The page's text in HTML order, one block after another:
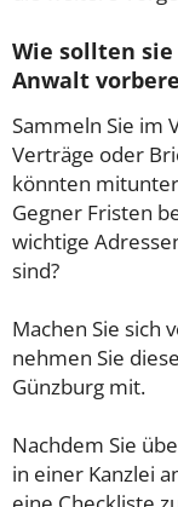
Wie sollten
Anwalt
Sammeln Sie im
Verträge oder
könnten
Gegner Fristen
wichtige
sind?
Machen Sie sich
nehmen Sie
Günzburg mit.
Nachdem Sie
in einer Kanzlei